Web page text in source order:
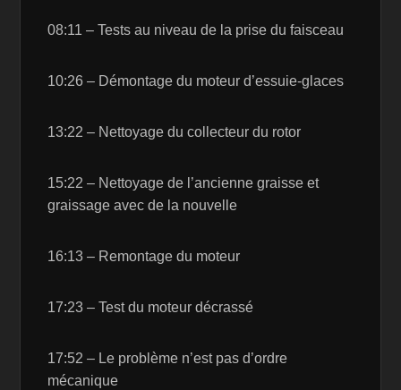
08:11 – Tests au niveau de la prise du faisceau
10:26 – Démontage du moteur d’essuie-glaces
13:22 – Nettoyage du collecteur du rotor
15:22 – Nettoyage de l’ancienne graisse et
graissage avec de la nouvelle
16:13 – Remontage du moteur
17:23 – Test du moteur décrassé
17:52 – Le problème n’est pas d’ordre
mécanique